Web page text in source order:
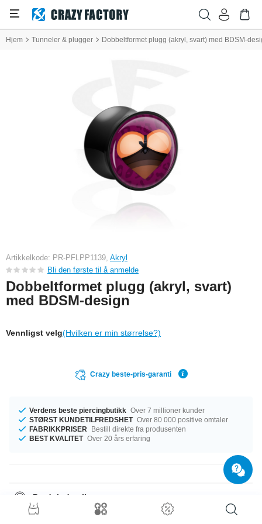
Hjem Tunneler & plugger Dobbeltformet plugg (akryl, svart) med BDSM-
Artikkelkode: PR-PFLPP1139, Akryl
Bli den første til å anmelde
Dobbeltformet plugg (akryl, svart)
med BDSM-design
Vennligst velg(Hvilken er min størrelse?)
Crazy beste-pris-garanti
Verdens beste piercingbutikk Over 7 millioner kunder
STØRST KUNDETILFREDSHET Over 80 000 positive omtaler
FABRIKKPRISER
Bestill direkte fra produsenten
BEST KVALITET Over 20 års erfaring
Produktdetaljer
Den perfekte følgesvenn i enhver anledning … tilgjengelig med diameter